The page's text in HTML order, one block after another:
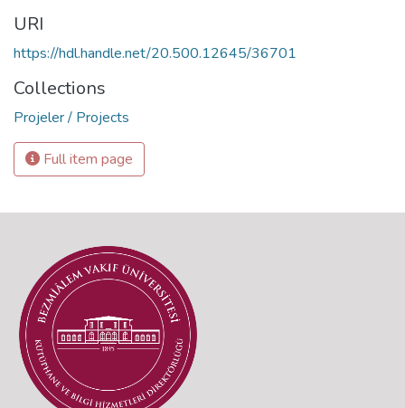
URI
https://hdl.handle.net/20.500.12645/36701
Collections
Projeler / Projects
Full item page